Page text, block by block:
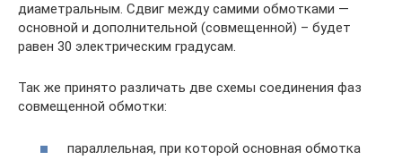
диаметральным. Сдвиг между самими обмотками —
основной и дополнительной (совмещенной) – будет
равен 30 электрическим градусам.
Так же принято различать две схемы соединения фаз
совмещенной обмотки:
параллельная, при которой основная обмотка